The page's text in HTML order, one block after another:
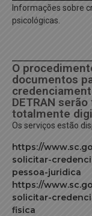
Informações sobre
psicológicas.
O
documentos
DETRAN
totalmente
Os serviços estão
https://
solicitar-
pessoa-juridica
https://
solicitar-
fisica